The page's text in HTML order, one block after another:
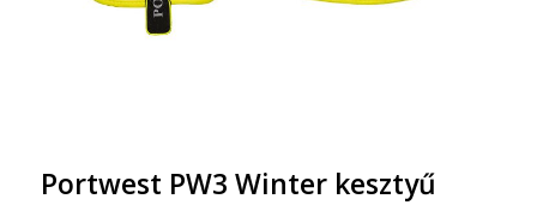
Portwest PW3 Winter kesztyű